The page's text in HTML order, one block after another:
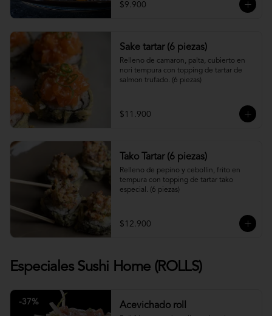
$9.900
Sake tartar (6 piezas)
Relleno de camaron, palta, cubierto en
nori tempura con topping de tartar de
salmon trufado. (6 piezas)
$11.900
Tako Tartar (6 piezas)
Relleno de pepino y cebollin, frito en
tempura con topping de tartar tako
especial. (6 piezas)
$12.900
Especiales Sushi Home (ROLLS)
-37% Acevichado roll